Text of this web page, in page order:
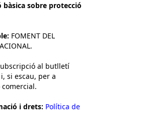
sobre protecció
FOMENT DEL
al butlletí
si escau, per a
i drets: Política de